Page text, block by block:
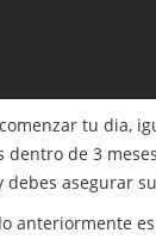
tu dia,
de 3
debes asegurar
anteriormente